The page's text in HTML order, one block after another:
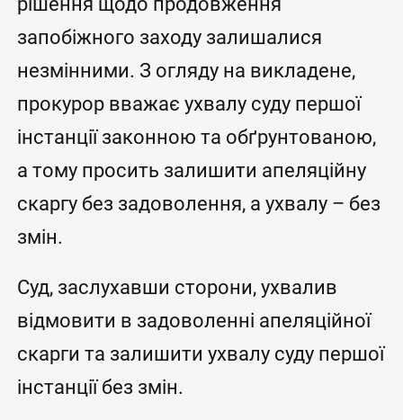
запобіжного заходу залишалися
незмінними. З огляду на викладене,
прокурор вважає ухвалу суду першої
інстанції законною та обґрунтованою,
а тому просить залишити апеляційну
скаргу без задоволення, а ухвалу – без
змін.
Суд, заслухавши сторони, ухвалив
відмовити в задоволенні апеляційної
скарги та залишити ухвалу суду першої
інстанції без змін.